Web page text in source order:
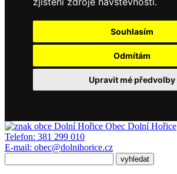
Souhlasím
Odmítám
Upravit mé předvolby
Obec Dolní Hořice
Telefon: 381 299 010
E-mail: obec@dolnihorice.cz